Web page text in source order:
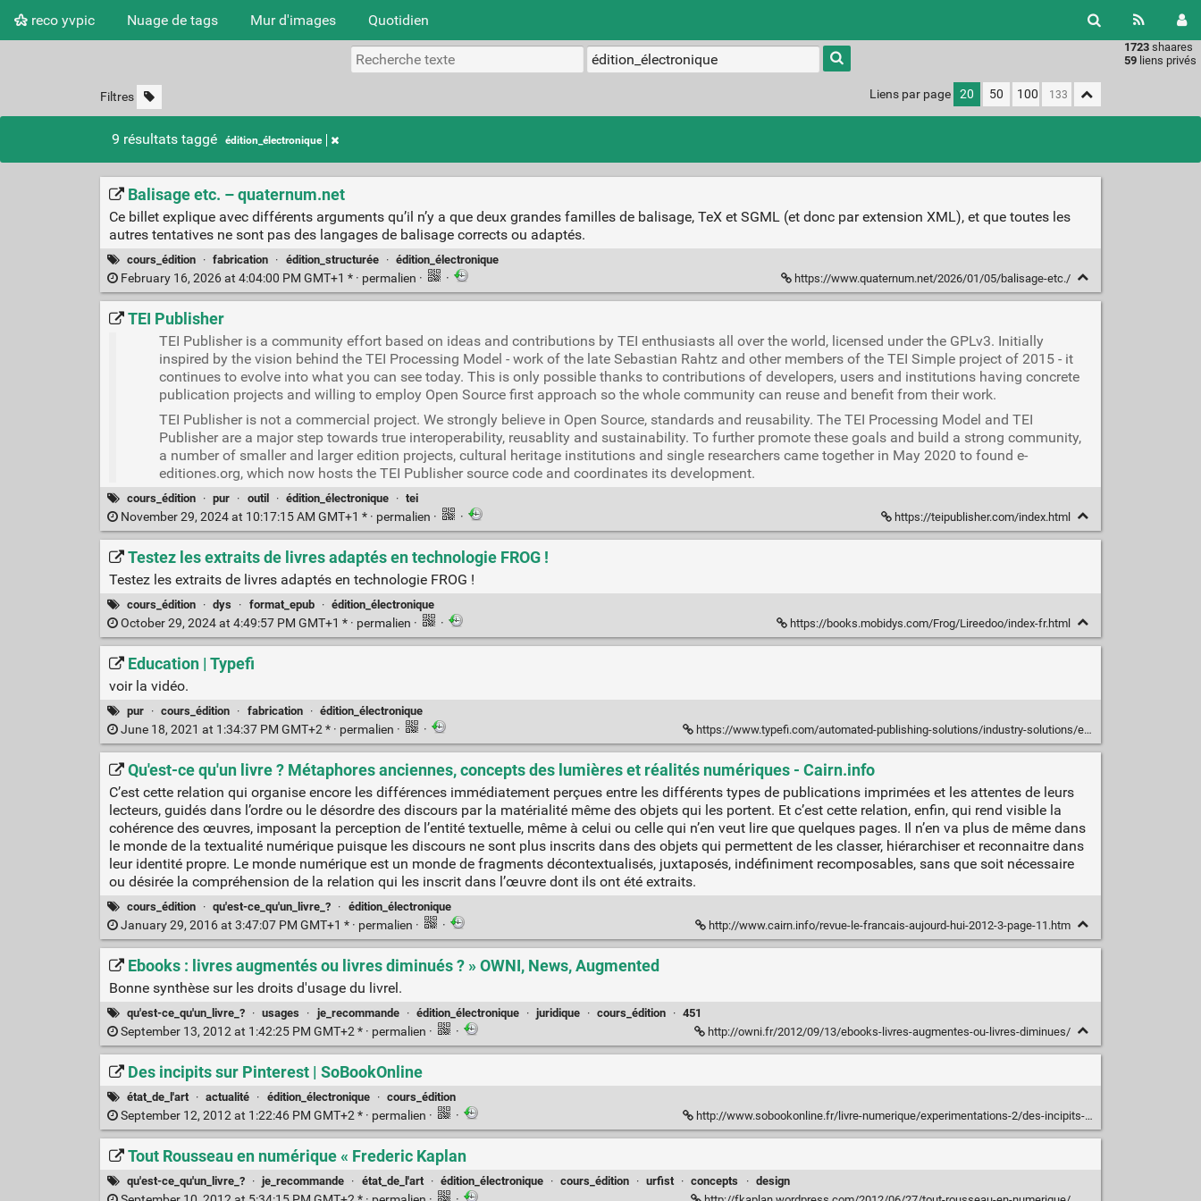
reco yvpic Nuage de tags Mur d'images Quotidien
1723 shaares
59 liens privés
Type 1 or
more
characters
results.
Filtres Liens par page 20 50 100
9 résultats taggé édition_électronique
Balisage etc. – quaternum.net
Ce billet explique avec différents arguments qu’il n’y a que deux grandes familles de balisage, TeX et SGML (et donc par extension XML), et que toutes les
autres tentatives ne sont pas des langages de balisage corrects ou adaptés.
cours_édition · fabrication · édition_structurée · édition_électronique
February 16, 2026 at 4:04:00 PM GMT+1 * · permalien · · https://www.quaternum.net/2026/01/05/balisage-etc./
TEI Publisher
TEI Publisher is a community effort based on ideas and contributions by TEI enthusiasts all over the world, licensed under the GPLv3. Initially
inspired by the vision behind the TEI Processing Model - work of the late Sebastian Rahtz and other members of the TEI Simple project of 2015 - it
continues to evolve into what you can see today. This is only possible thanks to contributions of developers, users and institutions having concrete
publication projects and willing to employ Open Source first approach so the whole community can reuse and benefit from their work.
TEI Publisher is not a commercial project. We strongly believe in Open Source, standards and reusability. The TEI Processing Model and TEI
Publisher are a major step towards true interoperability, reusablity and sustainability. To further promote these goals and build a strong community,
a number of smaller and larger edition projects, cultural heritage institutions and single researchers came together in May 2020 to found e-
editiones.org, which now hosts the TEI Publisher source code and coordinates its development.
cours_édition · pur · outil · édition_électronique · tei
November 29, 2024 at 10:17:15 AM GMT+1 * · permalien · · https://teipublisher.com/index.html
Testez les extraits de livres adaptés en technologie FROG !
Testez les extraits de livres adaptés en technologie FROG !
cours_édition · dys · format_epub · édition_électronique
October 29, 2024 at 4:49:57 PM GMT+1 * · permalien · · https://books.mobidys.com/Frog/Lireedoo/index-fr.html
Education | Typefi
voir la vidéo.
pur · cours_édition · fabrication · édition_électronique
June 18, 2021 at 1:34:37 PM GMT+2 * · permalien · · https://www.typefi.com/automated-publishing-solutions/industry-solutions/education/
Qu'est-ce qu'un livre ? Métaphores anciennes, concepts des lumières et réalités numériques - Cairn.info
C’est cette relation qui organise encore les différences immédiatement perçues entre les différents types de publications imprimées et les attentes de leurs
lecteurs, guidés dans l’ordre ou le désordre des discours par la matérialité même des objets qui les portent. Et c’est cette relation, enfin, qui rend visible la
cohérence des œuvres, imposant la perception de l’entité textuelle, même à celui ou celle qui n’en veut lire que quelques pages. Il n’en va plus de même dans
le monde de la textualité numérique puisque les discours ne sont plus inscrits dans des objets qui permettent de les classer, hiérarchiser et reconnaitre dans
leur identité propre. Le monde numérique est un monde de fragments décontextualisés, juxtaposés, indéfiniment recomposables, sans que soit nécessaire
ou désirée la compréhension de la relation qui les inscrit dans l’œuvre dont ils ont été extraits.
cours_édition · qu'est-ce_qu'un_livre_? · édition_électronique
January 29, 2016 at 3:47:07 PM GMT+1 * · permalien · · http://www.cairn.info/revue-le-francais-aujourd-hui-2012-3-page-11.htm
Ebooks : livres augmentés ou livres diminués ? » OWNI, News, Augmented
Bonne synthèse sur les droits d'usage du livrel.
qu'est-ce_qu'un_livre_? · usages · je_recommande · édition_électronique · juridique · cours_édition · 451
September 13, 2012 at 1:42:25 PM GMT+2 * · permalien · · http://owni.fr/2012/09/13/ebooks-livres-augmentes-ou-livres-diminues/
Des incipits sur Pinterest | SoBookOnline
état_de_l'art · actualité · édition_électronique · cours_édition
September 12, 2012 at 1:22:46 PM GMT+2 * · permalien · · http://www.sobookonline.fr/livre-numerique/experimentations-2/des-incipits-sur-pinterest/
Tout Rousseau en numérique « Frederic Kaplan
qu'est-ce_qu'un_livre_? · je_recommande · état_de_l'art · édition_électronique · cours_édition · urfist · concepts · design